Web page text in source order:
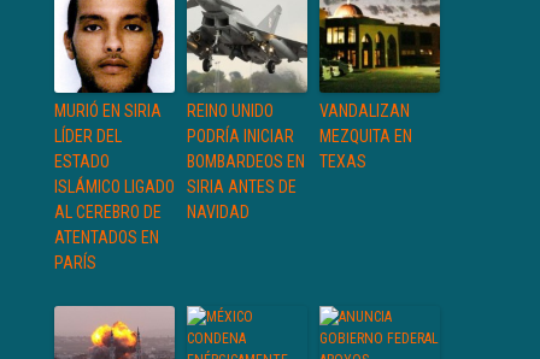
MURIÓ EN SIRIA
LÍDER DEL
ESTADO
ISLÁMICO LIGADO
AL CEREBRO DE
ATENTADOS EN
PARÍS
REINO UNIDO
PODRÍA INICIAR
BOMBARDEOS EN
SIRIA ANTES DE
NAVIDAD
VANDALIZAN
MEZQUITA EN
TEXAS